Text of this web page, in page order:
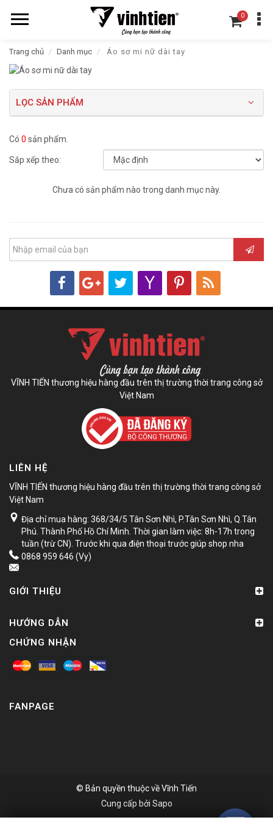
0
Trang chủ Danh mục Áo sơ mi nữ dài tay
LỌC SẢN PHẨM
Có 0 sản phẩm.
Sắp xếp theo:
Chưa có sản phẩm nào trong danh mục này.
VĨNH TIẾN thương hiệu hàng đầu trên thị trường thời trang công sở
Việt Nam
LIÊN HỆ
VĨNH TIẾN thương hiệu hàng đầu trên thị trường thời trang công sở
Việt Nam
Địa chỉ mua hàng: 368/34/5 Tân Sơn Nhì, P.Tân Sơn Nhì, Q.Tân
Phú. Thành Phố Hồ Chí Minh. Thời gian làm việc: 8h-17h trong
tuần (trừ CN). Trước khi qua điện thoại trước giúp shop nha
0868 959 646 (Vy)
GIỚI THIỆU
HƯỚNG DẪN
CHỨNG NHẬN
FANPAGE
© Bản quyền thuộc vềVĩnh Tiến
Cung cấp bởi Sapo